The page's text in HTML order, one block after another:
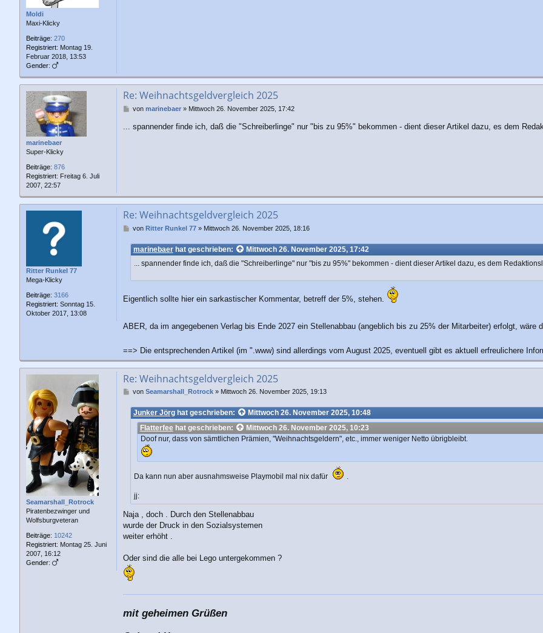
Moldi
Maxi-Klicky
Beiträge: 270
Registriert: Montag 19.
Februar 2018, 13:53
Gender:
marinebaer
Super-Klicky
Beiträge: 876
Registriert: Freitag 6. Juli
2007, 22:57
Re: Weihnachtsgeldvergleich 2025
Bvon marinebaer» Mittwoch 26. November 2025, 17:42
... spannender finde ich, daß die "Schreiberlinge" nur "bis zu 95%" bekommen - dient dieser Artikel dazu, es dem
Ritter Runkel 77
Mega-Klicky
Beiträge: 3166
Registriert: Sonntag 15.
Oktober 2017, 13:08
Re: Weihnachtsgeldvergleich 2025
B
i
t
g
von Ritter Runkel 77» Mittwoch 26. November 2025, 18:16
marinebaerhat geschrieben:
Mittwoch 26. November 2025, 17:42
... spannender finde ich, daß die "Schreiberlinge" nur "bis zu 95%" bekommen - dient dieser Artikel dazu, es dem
Eigentlich sollte hier ein sarkastischer Kommentar, betreff der 5%, stehen.
ABER, da im angegebenen Verlag bis Ende 2027 ein Stellenabbau (angeblich bis zu 25% der Mitarbeiter) erfolgt, wäre
==> Die entsprechenden Artikel (im ".www) sind allerdings vom August 2025, eventuell gibt es aktuell erfreulichere
Seamarshall_Rotrock
Piratenbezwinger und
Wolfsburgveteran
Beiträge: 10242
Registriert: Montag 25. Juni
2007, 16:12
Gender:
Re: Weihnachtsgeldvergleich 2025
B
i
t
von Seamarshall_Rotrock» Mittwoch 26. November 2025, 19:13
Junker Jörghat geschrieben:
Mittwoch 26. November 2025, 10:48
Flatterfeehat geschrieben:
Mittwoch 26. November 2025, 10:23
Doof nur, dass von sämtlichen Prämien, "Weihnachtsgeldern", etc., immer weniger Netto übrigbleibt.
Da kann nun aber ausnahmsweise Playmobil mal nix dafür
jj:
Naja , doch . Durch den Stellenabbau
wurde der Druck in den Sozialsystemen
weiter erhöht .
Oder sind die alle bei Lego untergekommen ?
mit geheimen Grüßen